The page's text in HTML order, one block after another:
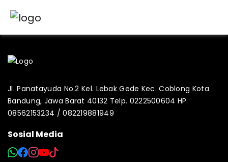
Jl. Panatayuda No.2 Kel. Lebak Gede Kec. Coblong Kota
Bandung, Jawa Barat 40132 Telp. 0222500604 HP.
08562153234 / 082219881949
Sosial Media